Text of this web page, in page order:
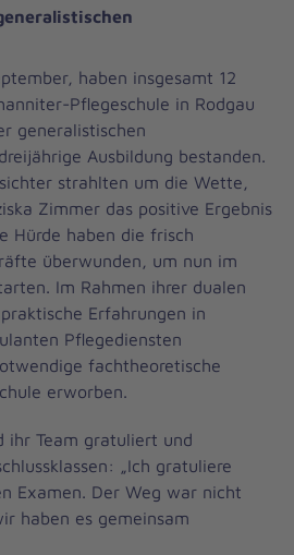
haben insgesamt 12
Pflegeschule in Rodgau
generalistischen
Ausbildung bestanden.
strahlten um die Wette,
Zimmer das positive Ergebnis
Hürde haben die frisch
überwunden, um nun im
Im Rahmen ihrer dualen
Erfahrungen in
Pflegediensten
fachtheoretische
erworben.
ihr Team gratuliert und
„Ich gratuliere
Examen. Der Weg war nicht
haben es gemeinsam